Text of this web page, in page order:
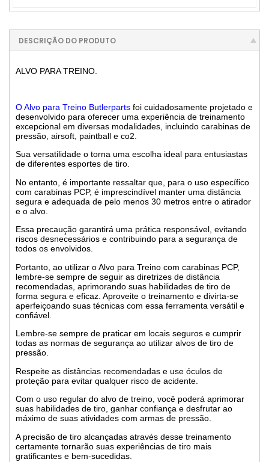
DESCRIÇÃO DO PRODUTO
ALVO PARA TREINO.
O Alvo para Treino Butlerparts foi cuidadosamente projetado e
desenvolvido para oferecer uma experiência de treinamento
excepcional em diversas modalidades, incluindo carabinas de
pressão, airsoft, paintball e co2.
Sua versatilidade o torna uma escolha ideal para entusiastas
de diferentes esportes de tiro.
No entanto, é importante ressaltar que, para o uso específico
com carabinas PCP, é imprescindível manter uma distância
segura e adequada de pelo menos 30 metros entre o atirador
e o alvo.
Essa precaução garantirá uma prática responsável, evitando
riscos desnecessários e contribuindo para a segurança de
todos os envolvidos.
Portanto, ao utilizar o Alvo para Treino com carabinas PCP,
lembre-se sempre de seguir as diretrizes de distância
recomendadas, aprimorando suas habilidades de tiro de
forma segura e eficaz. Aproveite o treinamento e divirta-se
aperfeiçoando suas técnicas com essa ferramenta versátil e
confiável.
Lembre-se sempre de praticar em locais seguros e cumprir
todas as normas de segurança ao utilizar alvos de tiro de
pressão.
Respeite as distâncias recomendadas e use óculos de
proteção para evitar qualquer risco de acidente.
Com o uso regular do alvo de treino, você poderá aprimorar
suas habilidades de tiro, ganhar confiança e desfrutar ao
máximo de suas atividades com armas de pressão.
A precisão de tiro alcançadas através desse treinamento
certamente tornarão suas experiências de tiro mais
gratificantes e bem-sucedidas.